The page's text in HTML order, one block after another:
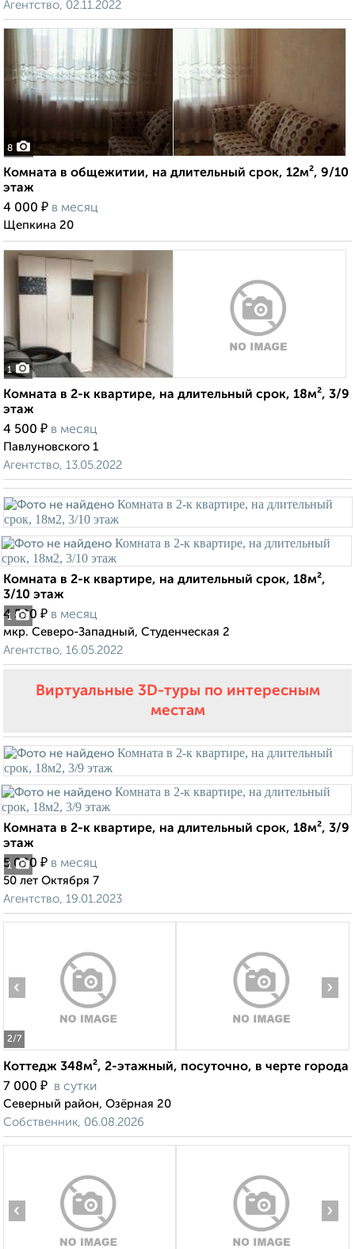
Агентство, 02.11.2022
8
Комната в общежитии, на длительный срок, 12м², 9/10
этаж
4 000 ₽ в месяц
Щепкина 20
1
Комната в 2-к квартире, на длительный срок, 18м², 3/9
этаж
4 500 ₽ в месяц
Павлуновского 1
Агентство, 13.05.2022
1
Комната в 2-к квартире, на длительный срок, 18м²,
3/10 этаж
4 500 ₽ в месяц
мкр. Северо-Западный, Студенческая 2
Агентство, 16.05.2022
Виртуальные 3D-туры по интересным
местам
1
Комната в 2-к квартире, на длительный срок, 18м², 3/9
этаж
5 000 ₽ в месяц
50 лет Октября 7
Агентство, 19.01.2023
2/7
‹ ›
Коттедж 348м², 2-этажный, посуточно, в черте города
7 000 ₽ в сутки
Северный район, Озёрная 20
Собственник, 06.08.2026
‹ ›